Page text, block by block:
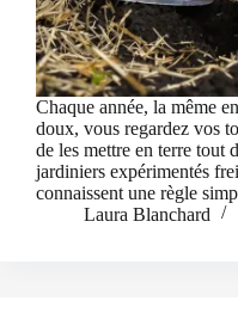
Chaque année, la même
doux, vous regardez vos
de les mettre en terre tout
jardiniers expérimentés
connaissent une règle
Laura Blanchard